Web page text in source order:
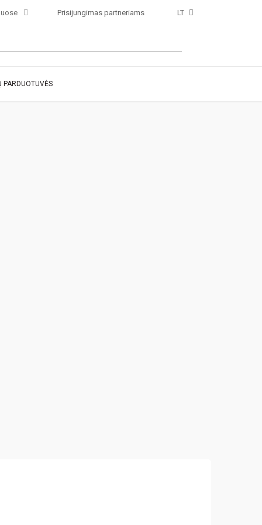
Prisijungimas partneriams LT
PARDUOTUVĖS